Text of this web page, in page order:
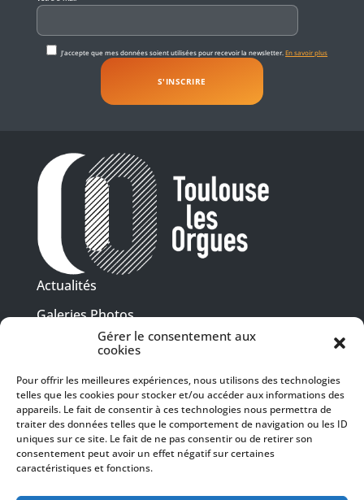
Gérer le consentement aux
cookies
Pour offrir les meilleures expériences, nous utilisons des technologies
telles que les cookies pour stocker et/ou accéder aux informations des
appareils. Le fait de consentir à ces technologies nous permettra de
traiter des données telles que le comportement de navigation ou les ID
uniques sur ce site. Le fait de ne pas consentir ou de retirer son
consentement peut avoir un effet négatif sur certaines
caractéristiques et fonctions.
J'accepte que mes données soient utilisées pour recevoir la newsletter.En savoir plus
Actualités
Galeries Photos
Vidéothèque
Presse
Billetterie
Recrutement
Mentions légales
Politique de confidentialité